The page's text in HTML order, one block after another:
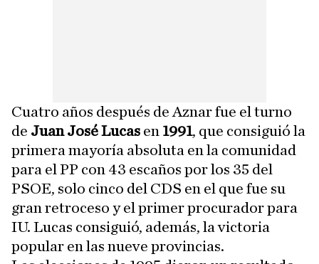
Cuatro años después de Aznar fue el turno
de Juan José Lucas en 1991, que consiguió la
primera mayoría absoluta en la comunidad
para el PP con 43 escaños por los 35 del
PSOE, solo cinco del CDS en el que fue su
gran retroceso y el primer procurador para
IU. Lucas consiguió, además, la victoria
popular en las nueve provincias.